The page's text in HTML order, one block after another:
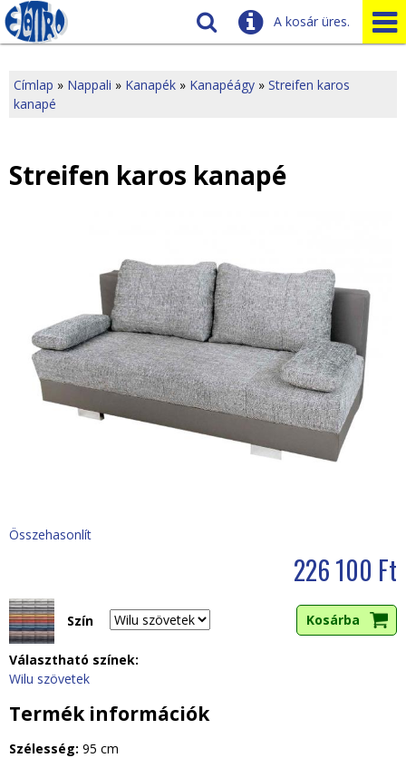
J
l
l
Címlap » Nappali » Kanapék » Kanapéágy » Streifen karos
kanapé
Streifen karos kanapé
Összehasonlít
226 100 Ft
Szín
Választható színek:
Wilu szövetek
Termék információk
Szélesség: 95 cm
A kosár üres.
Tudnivalók